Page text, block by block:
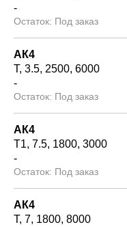
-
Под заказ
АК4
Т 3.5 2500 6000
-
Под заказ
АК4
Т1 7.5 1800 3000
-
Под заказ
АК4
Т 7 1800 8000